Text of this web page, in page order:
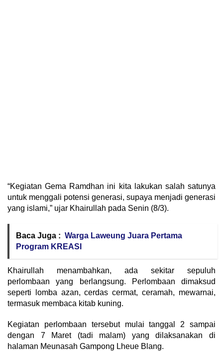
“Kegiatan Gema Ramdhan ini kita lakukan salah satunya
untuk menggali potensi generasi, supaya menjadi generasi
yang islami,” ujar Khairullah pada Senin (8/3).
Baca Juga : Warga Laweung Juara Pertama
Program KREASI
Khairullah menambahkan, ada sekitar sepuluh
perlombaan yang berlangsung. Perlombaan dimaksud
seperti lomba azan, cerdas cermat, ceramah, mewarnai,
termasuk membaca kitab kuning.
Kegiatan perlombaan tersebut mulai tanggal 2 sampai
dengan 7 Maret (tadi malam) yang dilaksanakan di
halaman Meunasah Gampong Lheue Blang.